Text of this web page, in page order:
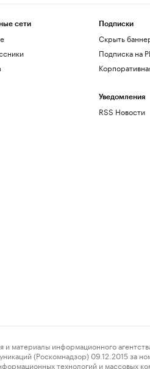
сети Подписки
Скрыть
Подписка на
Уведомления
RSS Новости
информационного агентства
(Роскомнадзор) 09.12.2015 за
технологий и